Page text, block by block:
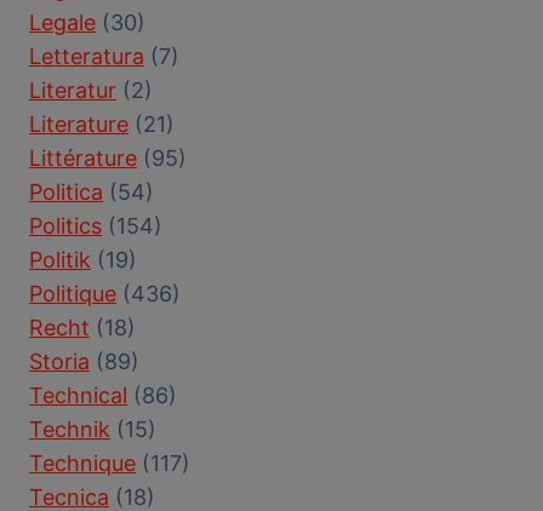
Legale (30)
Letteratura (7)
Literatur (2)
Literature (21)
Littérature (95)
Politica (54)
Politics (154)
Politik (19)
Politique (436)
Recht (18)
Storia (89)
Technical (86)
Technik (15)
Technique (117)
Tecnica (18)